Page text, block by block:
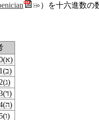
）を十六進数の
05D0(‎א‎)
05D1(‎ב‎)
05D2(‎ג‎)
05D3(‎ד‎)
05D4(‎ה‎)
05D5(‎ו‎)